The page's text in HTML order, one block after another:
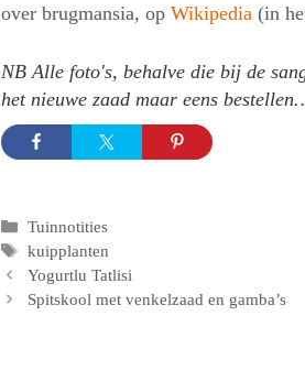
over brugmansia, op Wikipedia (in
NB Alle foto's, behalve die bij de
het nieuwe zaad maar eens
Categorieën
Tuinnotities
Tags
kuipplanten
Yogurtlu Tatlisi
Spitskool met venkelzaad en gamba’s